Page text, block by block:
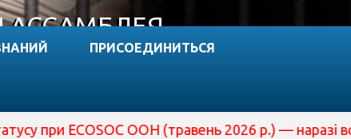
ПРИСОЕДИНИТЬСЯ
ECOSOC ООН (травень 2026 р.) — наразі